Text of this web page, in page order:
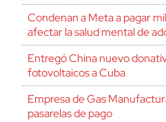
Condenan a Meta a pagar
afectar la salud mental de
Entregó China nuevo
fotovoltaicos a Cuba
Empresa de Gas
pasarelas de pago